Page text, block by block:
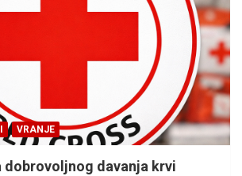
VRANJE
dobrovoljnog davanja krvi